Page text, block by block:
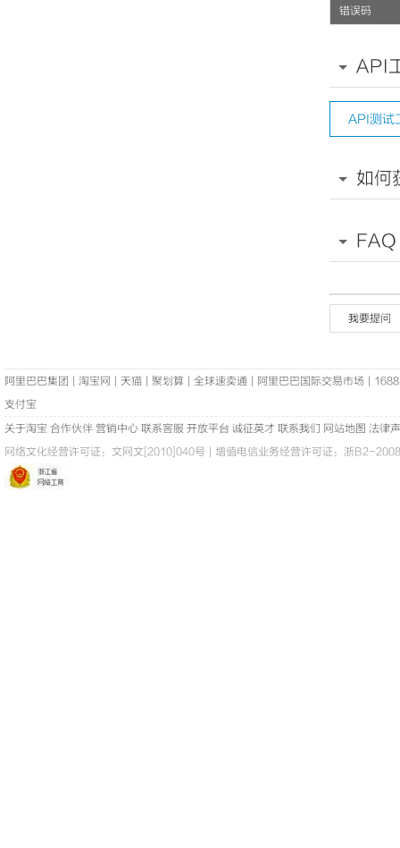
54
55
58
</
错误码
API
API测试
如何
FAQ
我要提问
阿里巴巴集团 淘宝网 天猫 聚划算 全球速卖通 阿里巴巴国际交易市场
1688
支付宝
关于淘宝 合作伙伴 营销中心 联系客服 开放平台 诚征英才 联系我们 网站地图 法律
网络文化经营许可证： 文网文[2010]040号 增值电信业务经营许可证：浙B2-